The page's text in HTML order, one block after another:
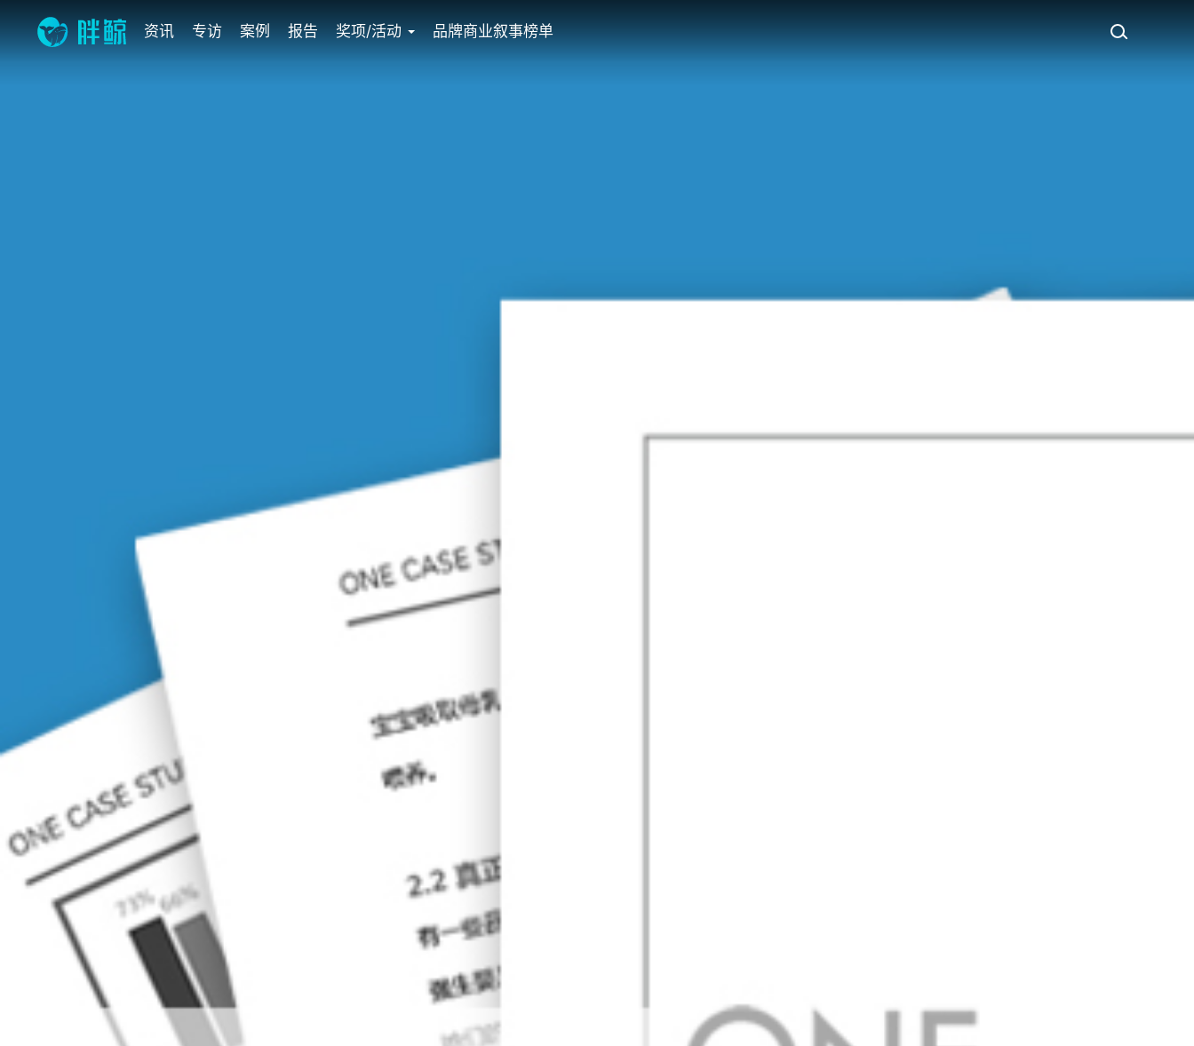
资讯 专访 案例 报告 奖项/活动 品牌商业叙事榜单